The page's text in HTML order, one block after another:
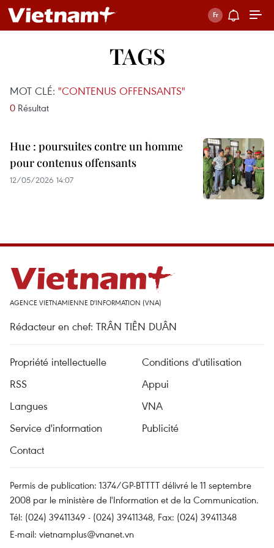
TAGS
MOT CLÉ: "CONTENUS OFFENSANTS"
0 Résultat
Hue : poursuites contre un homme
pour contenus offensants
12/05/2026 14:07
AGENCE VIETNAMIENNE D'INFORMATION (VNA)
Rédacteur en chef: TRÂN TIÊN DUÂN
Propriété intellectuelle
Conditions d'utilisation
RSS
Appui
Langues
VNA
Service d'information
Publicité
Contact
Permis de publication: 1374/GP-BTTTT délivré le 11 septembre
2008 par le ministère de l'Information et de la Communication.
Tél: (024) 39411349 - (024) 39411348, Fax: (024) 39411348
E-mail: vietnamplus@vnanet.vn